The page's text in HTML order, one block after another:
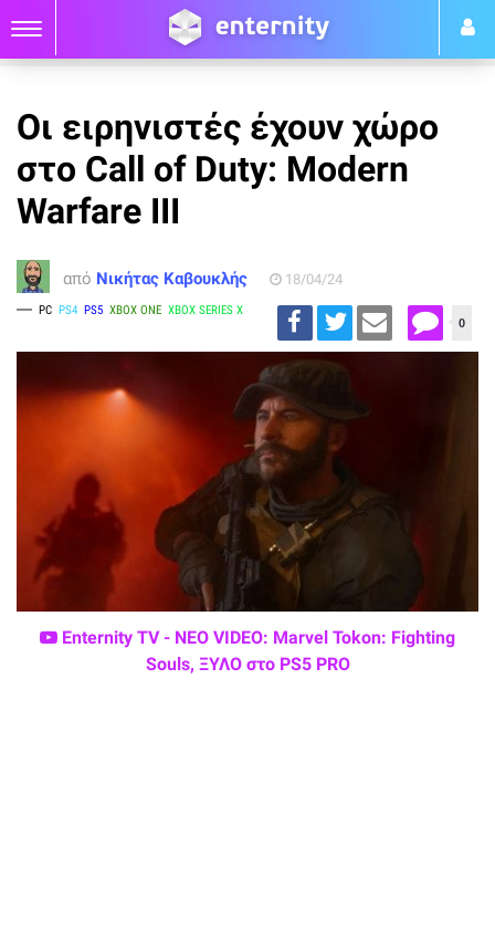
Οι ειρηνιστές έχουν χώρο
στο Call of Duty: Modern
Warfare III
από Νικήτας Καβουκλής 18/04/24
PC PS4 PS5 XBOX ONE XBOX SERIES X
0
Enternity TV - ΝΕΟ VIDEO: Marvel Tokon: Fighting
Souls, ΞΥΛΟ στο PS5 PRO